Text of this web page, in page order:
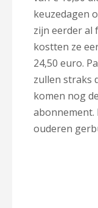
keuzedagen
zijn eerder al
kostten ze
24,50 euro.
zullen straks
komen nog
abonnement.
ouderen